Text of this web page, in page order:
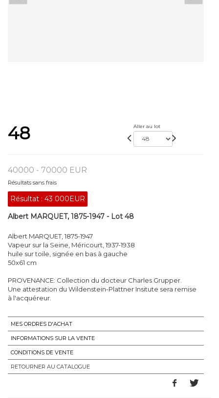
48 Aller au lot
40000 - 70000 EUR
Résultats sans frais
Résultat : 43 000EUR
Albert MARQUET, 1875-1947 - Lot 48
Albert MARQUET, 1875-1947
Vapeur sur la Seine, Méricourt, 1937-1938
huile sur toile, signée en bas à gauche
50x61 cm
PROVENANCE: Collection du docteur Charles Grupper.
Une attestation du Wildenstein-Plattner Insitute sera remise
à l'acquéreur.
MES ORDRES D'ACHAT
INFORMATIONS SUR LA VENTE
CONDITIONS DE VENTE
RETOURNER AU CATALOGUE